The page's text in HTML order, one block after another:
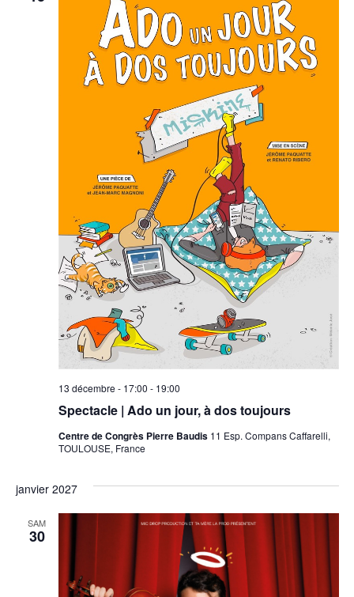
Spectacle | Ado un jour, à dos toujours
13 décembre - 17:00 - 19:00
Centre de Congrès Pierre Baudis 11 Esp. Compans Caffarelli,
TOULOUSE, France
janvier 2027
SAM
30